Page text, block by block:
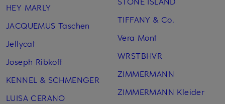
HEY MARLY
JACQUEMUS Taschen
Jellycat
Joseph Ribkoff
KENNEL & SCHMENGER
LUISA CERANO
TIFFANY & Co.
Vera Mont
WRSTBHVR
ZIMMERMANN
ZIMMERMANN Kleider